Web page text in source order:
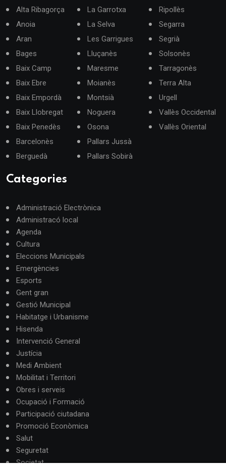
Alta Ribagorça
Anoia
Aran
Bages
Baix Camp
Baix Ebre
Baix Empordà
Baix Llobregat
Baix Penedès
Barcelonès
Berguedà
La Garrotxa
La Selva
Les Garrigues
Lluçanès
Maresme
Moianès
Montsià
Noguera
Osona
Pallars Jussà
Pallars Sobirà
Ripollès
Segarra
Segrià
Solsonès
Tarragonès
Terra Alta
Urgell
Vallès Occidental
Vallès Oriental
Categories
Administració Electrònica
Administracó local
Agenda
Cultura
Eleccions Municipals
Emergències
Esports
Gent gran
Gestió Municipal
Habitatge i Urbanisme
Hisenda
Intervenció General
Justícia
Medi Ambient
Mobilitat i Territori
Obres i serveis
Ocupació i Formació
Participació ciutadana
Promoció Econòmica
Salut
Seguretat
Societat